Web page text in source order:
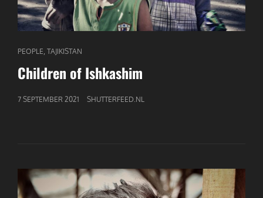
CAT
LINKS
PEOPLE TAJIKISTAN
Children of Ishkashim
GEPUBLICEERD
7 SEPTEMBER 2021 SHUTTERFEED.NL